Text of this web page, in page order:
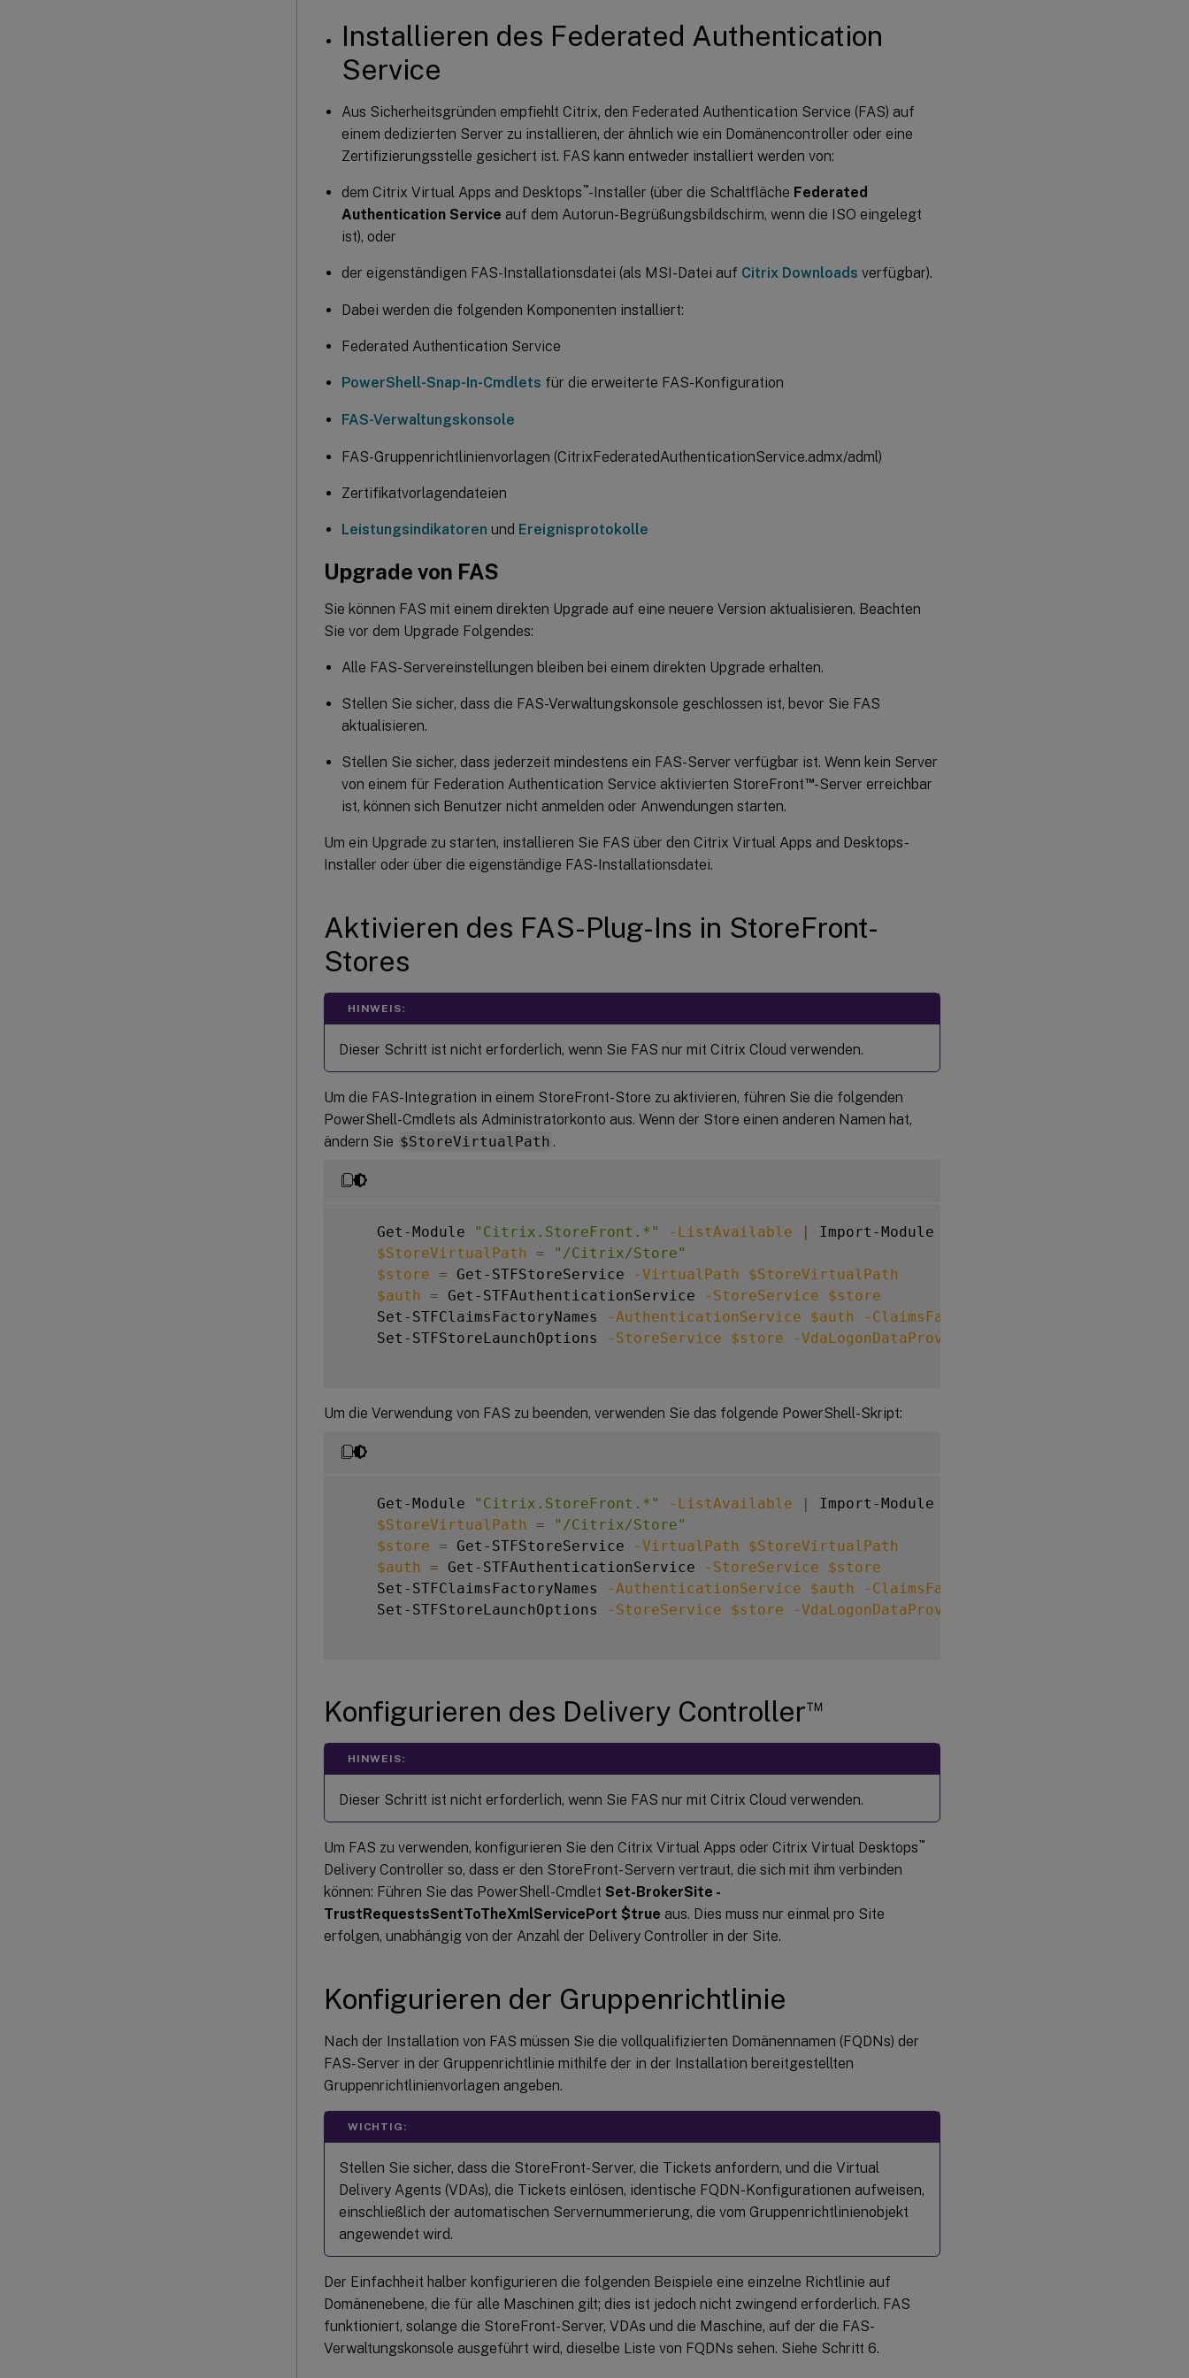
Installieren des Federated Authentication
Service
Aus Sicherheitsgründen empfiehlt Citrix, den Federated Authentication Service (FAS) auf
einem dedizierten Server zu installieren, der ähnlich wie ein Domänencontroller oder eine
Zertifizierungsstelle gesichert ist. FAS kann entweder installiert werden von:
dem Citrix Virtual Apps and Desktops ™-Installer (über die Schaltfläche Federated
Authentication Service auf dem Autorun-Begrüßungsbildschirm, wenn die ISO eingelegt
ist), oder
der eigenständigen FAS-Installationsdatei (als MSI-Datei auf Citrix Downloads verfügbar).
Dabei werden die folgenden Komponenten installiert:
Federated Authentication Service
PowerShell-Snap-In-Cmdlets für die erweiterte FAS-Konfiguration
FAS-Verwaltungskonsole
FAS-Gruppenrichtlinienvorlagen (CitrixFederatedAuthenticationService.admx/adml)
Zertifikatvorlagendateien
Leistungsindikatoren und Ereignisprotokolle
Upgrade von FAS
Sie können FAS mit einem direkten Upgrade auf eine neuere Version aktualisieren. Beachten
Sie vor dem Upgrade Folgendes:
Alle FAS-Servereinstellungen bleiben bei einem direkten Upgrade erhalten.
Stellen Sie sicher, dass die FAS-Verwaltungskonsole geschlossen ist, bevor Sie FAS
aktualisieren.
Stellen Sie sicher, dass jederzeit mindestens ein FAS-Server verfügbar ist. Wenn kein Server
von einem für Federation Authentication Service aktivierten StoreFront™-Server erreichbar
ist, können sich Benutzer nicht anmelden oder Anwendungen starten.
Um ein Upgrade zu starten, installieren Sie FAS über den Citrix Virtual Apps and Desktops-
Installer oder über die eigenständige FAS-Installationsdatei.
Aktivieren des FAS-Plug-Ins in StoreFront-
Stores
HINWEIS:
Dieser Schritt ist nicht erforderlich, wenn Sie FAS nur mit Citrix Cloud verwenden.
Um die FAS-Integration in einem StoreFront-Store zu aktivieren, führen Sie die folgenden
PowerShell-Cmdlets als Administratorkonto aus. Wenn der Store einen anderen Namen hat,
ändern Sie $StoreVirtualPath .
    Get-Module
"Citrix.StoreFront.*" -ListAvailable |
Import-Module
$StoreVirtualPath =
"/Citrix/Store"
$store = Get-STFStoreService -VirtualPath
$StoreVirtualPath
$auth = Get-STFAuthenticationService -StoreService
$store
    Set-STFClaimsFactoryNames
-AuthenticationService $auth -ClaimsFactoryName
    Set-STFStoreLaunchOptions
-StoreService $store -VdaLogonDataProvider
Um die Verwendung von FAS zu beenden, verwenden Sie das folgende PowerShell-Skript:
    Get-Module
"Citrix.StoreFront.*" -ListAvailable |
Import-Module
$StoreVirtualPath =
"/Citrix/Store"
$store = Get-STFStoreService -VirtualPath
$StoreVirtualPath
$auth = Get-STFAuthenticationService -StoreService
$store
    Set-STFClaimsFactoryNames
-AuthenticationService $auth -ClaimsFactoryName
    Set-STFStoreLaunchOptions
-StoreService $store -VdaLogonDataProvider
Konfigurieren des Delivery Controller™
HINWEIS:
Dieser Schritt ist nicht erforderlich, wenn Sie FAS nur mit Citrix Cloud verwenden.
Um FAS zu verwenden, konfigurieren Sie den Citrix Virtual Apps oder Citrix Virtual Desktops ™
Delivery Controller so, dass er den StoreFront-Servern vertraut, die sich mit ihm verbinden
können: Führen Sie das PowerShell-Cmdlet Set-BrokerSite -
TrustRequestsSentToTheXmlServicePort $true aus. Dies muss nur einmal pro Site
erfolgen, unabhängig von der Anzahl der Delivery Controller in der Site.
Konfigurieren der Gruppenrichtlinie
Nach der Installation von FAS müssen Sie die vollqualifizierten Domänennamen (FQDNs) der
FAS-Server in der Gruppenrichtlinie mithilfe der in der Installation bereitgestellten
Gruppenrichtlinienvorlagen angeben.
WICHTIG:
Stellen Sie sicher, dass die StoreFront-Server, die Tickets anfordern, und die Virtual
Delivery Agents (VDAs), die Tickets einlösen, identische FQDN-Konfigurationen aufweisen,
einschließlich der automatischen Servernummerierung, die vom Gruppenrichtlinienobjekt
angewendet wird.
Der Einfachheit halber konfigurieren die folgenden Beispiele eine einzelne Richtlinie auf
Domänenebene, die für alle Maschinen gilt; dies ist jedoch nicht zwingend erforderlich. FAS
funktioniert, solange die StoreFront-Server, VDAs und die Maschine, auf der die FAS-
Verwaltungskonsole ausgeführt wird, dieselbe Liste von FQDNs sehen. Siehe Schritt 6.